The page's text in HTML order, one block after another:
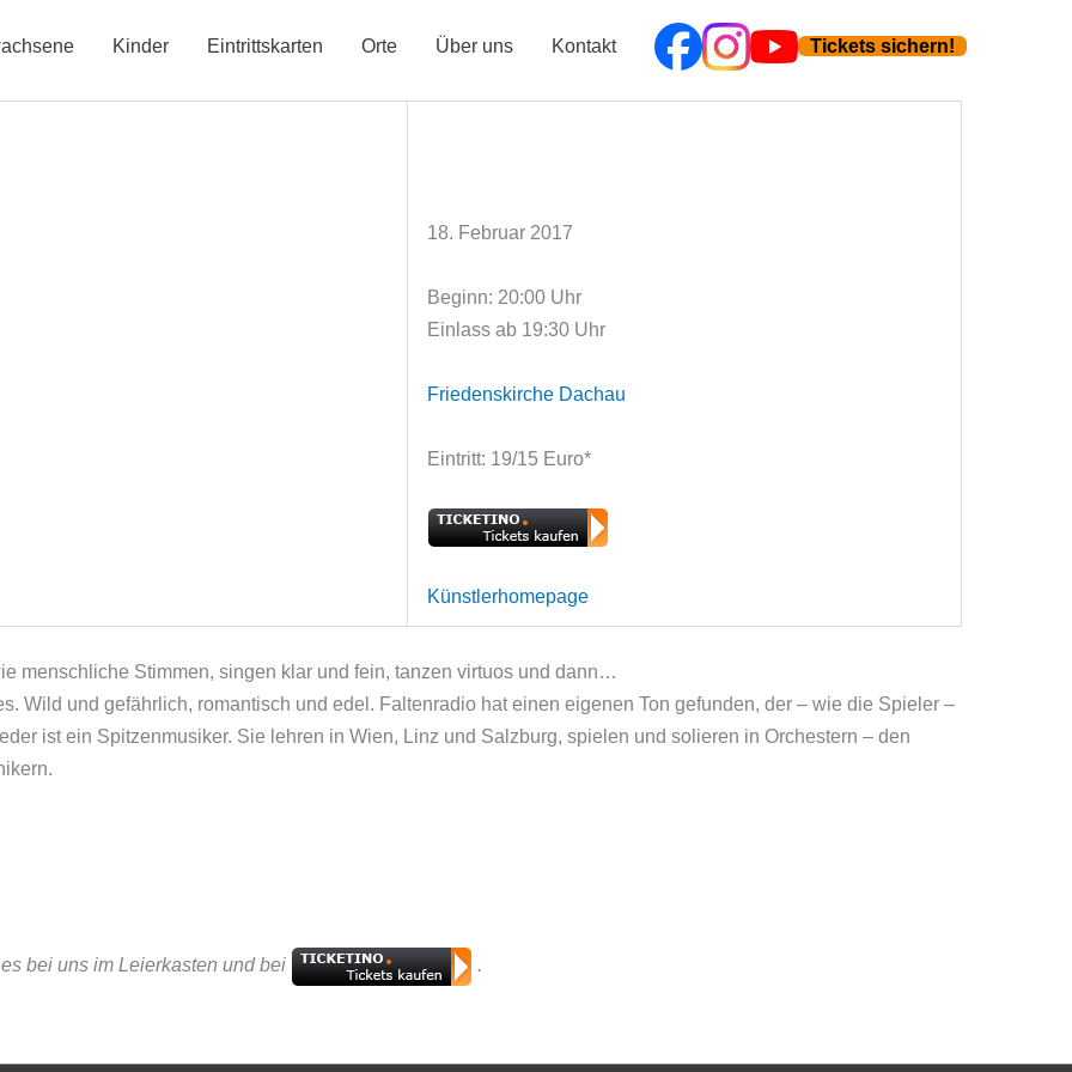
Kinder Eintrittskarten Orte Über uns Kontakt Tickets sichern!
18. Februar 2017
Beginn: 20:00 Uhr
Einlass ab 19:30 Uhr
Friedenskirche Dachau
Eintritt: 19/15 Euro*
Künstlerhomepage
menschliche Stimmen, singen klar und fein, tanzen virtuos und dann…
Wild und gefährlich, romantisch und edel. Faltenradio hat einen eigenen Ton gefunden, der – wie die Spieler –
ist ein Spitzenmusiker. Sie lehren in Wien, Linz und Salzburg, spielen und solieren in Orchestern – den
bei uns im Leierkasten und bei .